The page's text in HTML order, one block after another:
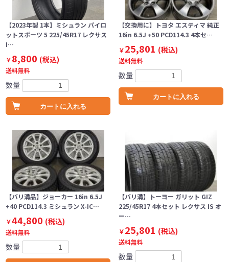
【2023年製 1本】ミシュラン パイロ
ットスポーツ 5 225/45R17 レクサス
I…
￥8,800 (税込)
送料無料
数量
カートに入れる
【交換用に】トヨタ エスティマ 純正
16in 6.5J +50 PCD114.3 4本セ…
￥25,801 (税込)
送料無料
数量
カートに入れる
【バリ溝品】ジョーカー 16in 6.5J
+40 PCD114.3 ミシュラン X-IC…
￥44,800 (税込)
送料無料
数量
【バリ溝】トーヨー ガリット GIZ
225/45R17 4本セット レクサス IS オ
ー…
￥25,801 (税込)
送料無料
数量